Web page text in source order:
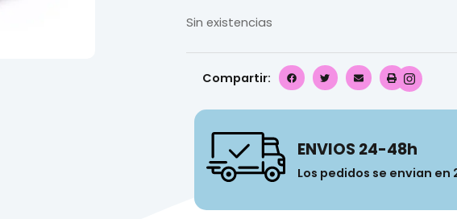
Sin existencias
Compartir:
ENVIOS 24-48h
Los pedidos se envian en